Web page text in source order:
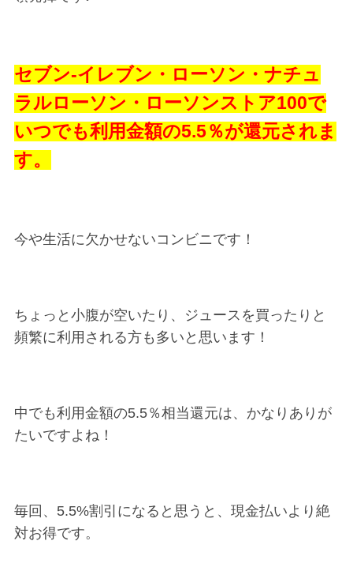
セブン-イレブン・ローソン・ナチュ
ラルローソン・ローソンストア100で
いつでも利用金額の5.5％が還元されま
す。
今や生活に欠かせないコンビニです！
ちょっと小腹が空いたり、ジュースを買ったりと
頻繁に利用される方も多いと思います！
中でも利用金額の5.5％相当還元は、かなりありが
たいですよね！
毎回、5.5%割引になると思うと、現金払いより絶
対お得です。